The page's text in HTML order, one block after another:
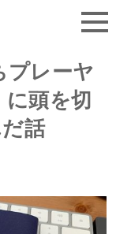
プレーヤ
頭を切
話